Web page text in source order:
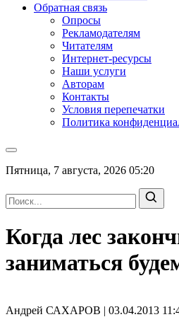
Обратная связь
Опросы
Рекламодателям
Читателям
Интернет-ресурсы
Наши услуги
Авторам
Контакты
Условия перепечатки
Политика
Пятница, 7 августа, 2026 05:20
Когда лес
заниматься
Андрей САХАРОВ | 03.04.2013